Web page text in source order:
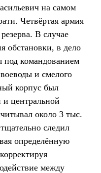
на самом
Четвёртая армия
В случае
обстановки, в дело
под командованием
и смелого
корпус был
и центральной
около 3 тыс.
следил
определённую
между